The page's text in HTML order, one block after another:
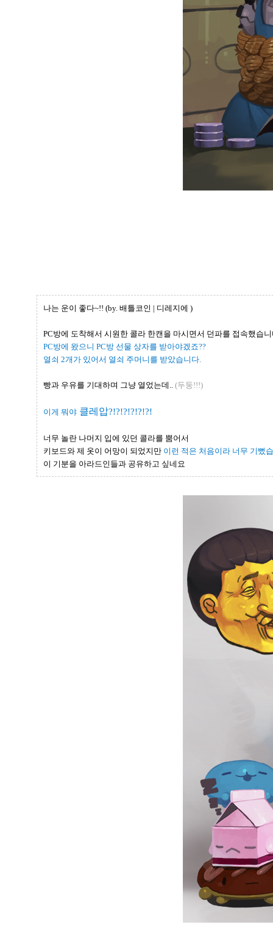
나는 운이 좋다~!! (by. 배틀코인 | 디레지에 )
PC방에 도착해서 시원한 콜라 한캔을 마시면서 던파를 접속했습
PC방에 왔으니 PC방 선물 상자를 받아야겠죠??
열쇠 2개가 있어서 열쇠 주머니를 받았습니다.
빵과 우유를 기대하며 그냥 열었는데.. (두둥!!!)
이게 뭐야 클레압?!?!?!?!?!?!
너무 놀란 나머지 입에 있던 콜라를 뿜어서
키보드와 제 옷이 어망이 되었지만 이런 적은 처음이라 너무 기뻤
이 기분을 아라드인들과 공유하고 싶네요